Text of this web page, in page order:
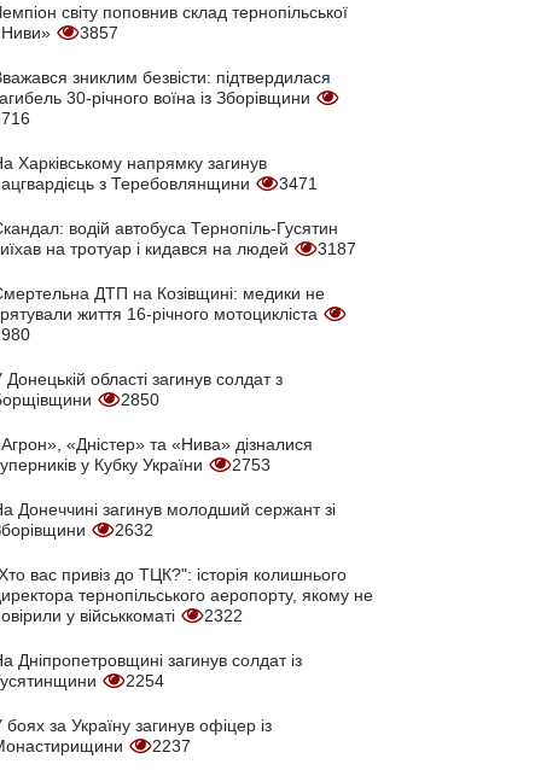
світу поповнив склад тернопільської
3857
зниклим безвісти: підтвердилася
30-річного воїна із Зборівщини
Харківському напрямку загинув
з Теребовлянщини
3471
водій автобуса Тернопіль-Гусятин
на тротуар і кидався на людей
3187
ДТП на Козівщині: медики не
життя 16-річного мотоцикліста
Донецькій області загинув солдат з
2850
«Дністер» та «Нива» дізналися
у Кубку України
2753
Донеччині загинув молодший сержант зі
2632
вас привіз до ТЦК?": історія колишнього
тернопільського аеропорту, якому не
у військкоматі
2322
Дніпропетровщині загинув солдат із
2254
боях за Україну загинув офіцер із
2237